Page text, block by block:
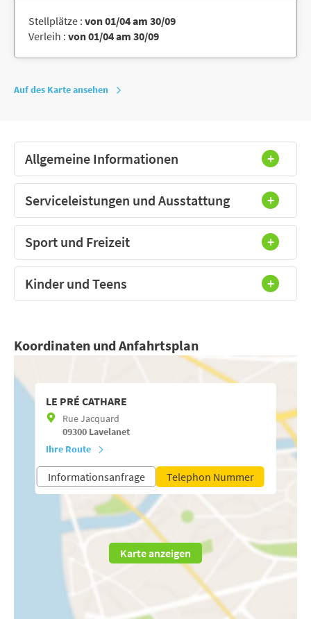
Stellplätze : von 01/04 am 30/09
Verleih : von 01/04 am 30/09
Auf des Karte ansehen
Allgemeine Informationen
Serviceleistungen und Ausstattung
Sport und Freizeit
Kinder und Teens
Koordinaten und Anfahrtsplan
LE PRÉ CATHARE
Rue Jacquard
09300 Lavelanet
Ihre Route
Informationsanfrage Telephon Nummer
Karte anzeigen